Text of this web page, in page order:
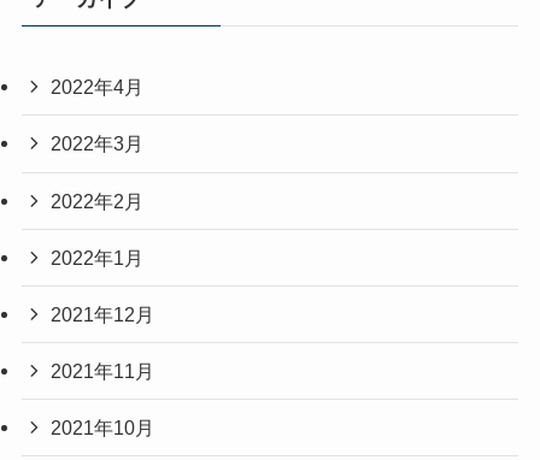
2022年4月
2022年3月
2022年2月
2022年1月
2021年12月
2021年11月
2021年10月